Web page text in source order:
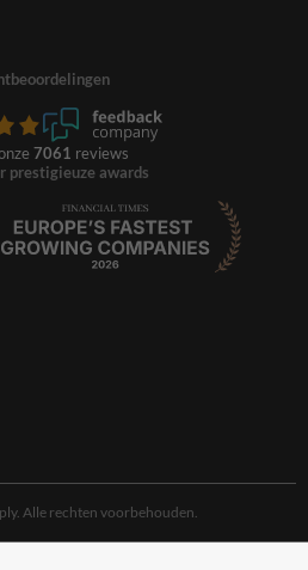
7061 reviews
prestigieuze awards
Alle rechten voorbehouden.